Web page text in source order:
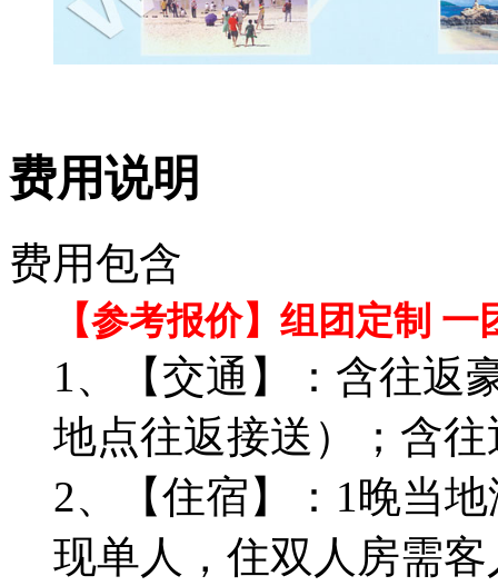
费用说明
费用包含
【参考报价】组团定制
1、【交通】：含往返
地点往返接送）；含
2、【住宿】：1晚当
现单人，住双人房需